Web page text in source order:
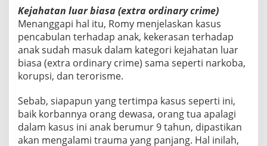
Kejahatan luar biasa (extra ordinary crime)
Menanggapi hal itu, Romy menjelaskan kasus
pencabulan terhadap anak, kekerasan terhadap
anak sudah masuk dalam kategori kejahatan luar
biasa (extra ordinary crime) sama seperti narkoba,
korupsi, dan terorisme.
Sebab, siapapun yang tertimpa kasus seperti ini,
baik korbannya orang dewasa, orang tua apalagi
dalam kasus ini anak berumur 9 tahun, dipastikan
akan mengalami trauma yang panjang. Hal inilah,